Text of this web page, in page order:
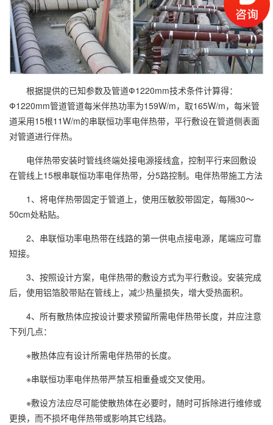
根据提供的已知参数及管道Ф1220mm技术条件计算得：
Ф1220mm管道管道每米伴热功率为159W/m，取165W/m，每米管
道采用15根11W/m的串联恒功率电伴热带，平行敷设在管道侧表面
对管道进行伴热。
电伴热带安装时管线终端处接电源接线盒，控制平行来回敷设
在管线上15根串联恒功率电伴热带，分5路控制。电伴热带施工方法
1、将电伴热带固定于管道上，使用压敏胶带固定，每隔30～
50cm处粘贴。
2、串联恒功率电热带在线路的第一供电点接电源，尾端应可靠
短接。
3、按照设计方案，电伴热带的敷设方式为平行敷设。安装完成
后，使用铝箔胶带贴在管线上，减少热量损失，增大受热面积。
4、所有散热体应按设计要求预留所需电伴热带长度，并应注意
下列几点：
※散热体应有设计所需电伴热带的长度。
※串联恒功率电伴热带严禁互相重叠或交叉使用。
※敷设方法应尽可能使散热体在必要时，随时可拆除进行维修或
更换，而不损坏电伴热带或影响其它线路。